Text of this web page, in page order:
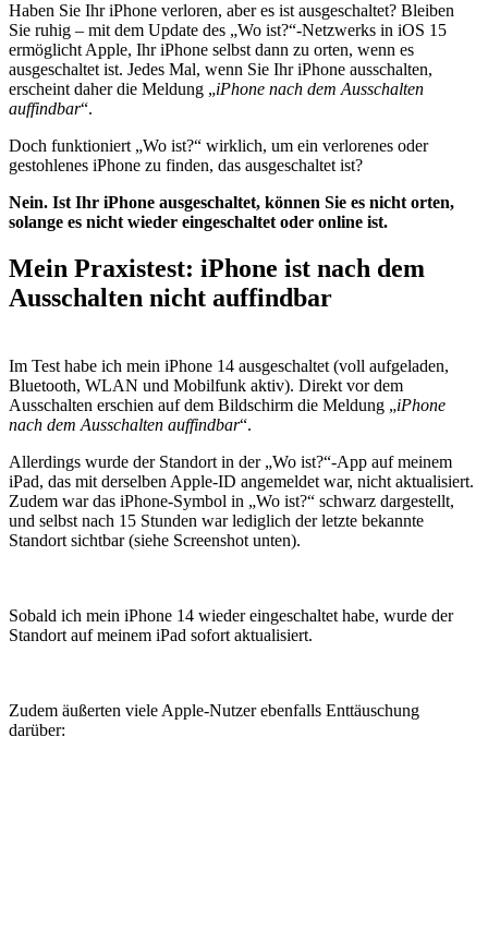
Haben Sie Ihr iPhone verloren, aber es ist ausgeschaltet? Bleiben
Sie ruhig – mit dem Update des „Wo ist?“-Netzwerks in iOS 15
ermöglicht Apple, Ihr iPhone selbst dann zu orten, wenn es
ausgeschaltet ist. Jedes Mal, wenn Sie Ihr iPhone ausschalten,
erscheint daher die Meldung „iPhone nach dem Ausschalten
auffindbar“.
Doch funktioniert „Wo ist?“ wirklich, um ein verlorenes oder
gestohlenes iPhone zu finden, das ausgeschaltet ist?
Nein. Ist Ihr iPhone ausgeschaltet, können Sie es nicht orten,
solange es nicht wieder eingeschaltet oder online ist.
Mein Praxistest: iPhone ist nach dem
Ausschalten nicht auffindbar
Im Test habe ich mein iPhone 14 ausgeschaltet (voll aufgeladen,
Bluetooth, WLAN und Mobilfunk aktiv). Direkt vor dem
Ausschalten erschien auf dem Bildschirm die Meldung „iPhone
nach dem Ausschalten auffindbar“.
Allerdings wurde der Standort in der „Wo ist?“-App auf meinem
iPad, das mit derselben Apple-ID angemeldet war, nicht aktualisiert.
Zudem war das iPhone-Symbol in „Wo ist?“ schwarz dargestellt,
und selbst nach 15 Stunden war lediglich der letzte bekannte
Standort sichtbar (siehe Screenshot unten).
Sobald ich mein iPhone 14 wieder eingeschaltet habe, wurde der
Standort auf meinem iPad sofort aktualisiert.
Zudem äußerten viele Apple-Nutzer ebenfalls Enttäuschung
darüber: